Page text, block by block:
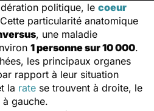
politique, le coeur
particularité anatomique
, une maladie
1 personne sur 10 000.
les principaux organes
rapport à leur situation
la rate se trouvent à droite, le
à gauche.